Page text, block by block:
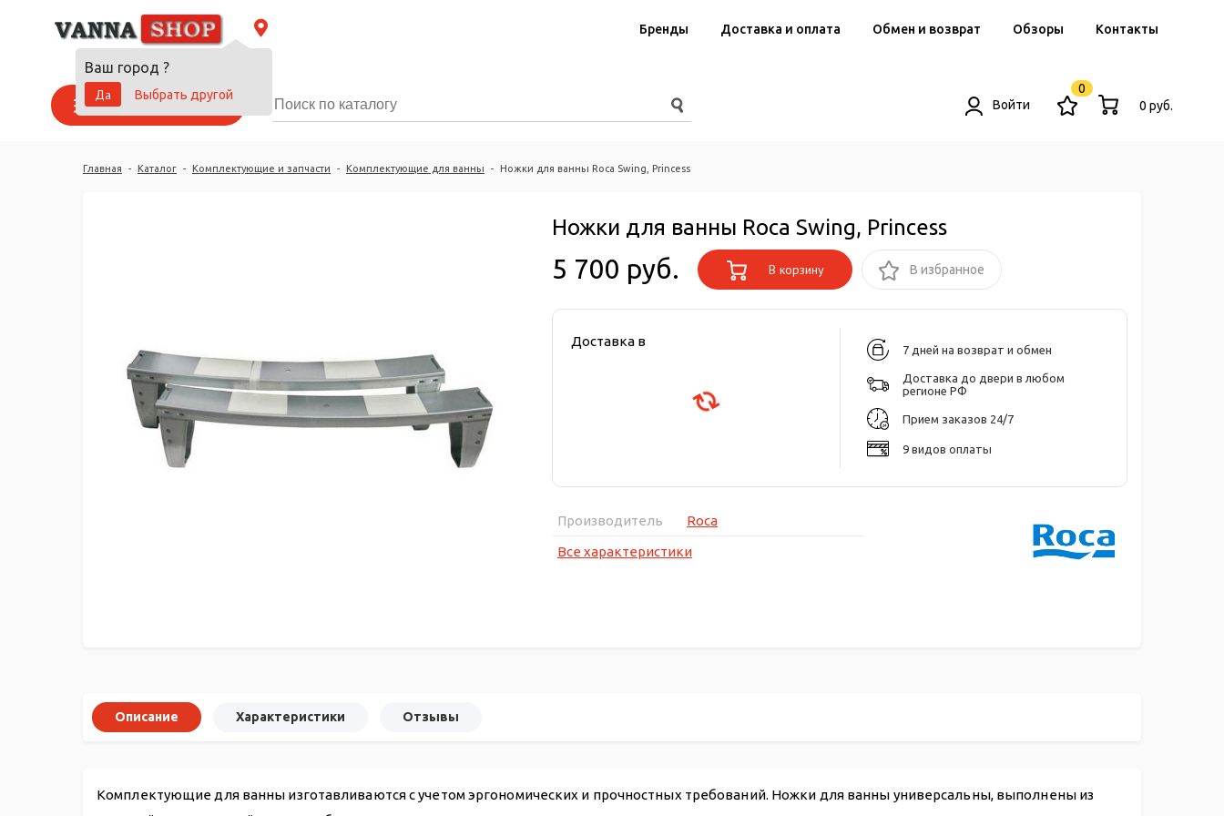
Ваш город ?
Да
Выбрать другой
Бренды Доставка и оплата Обмен и возврат Обзоры Контакты
Каталог товаров Войти
0
0 руб.
Главная - Каталог - Комплектующие и запчасти - Комплектующие для ванны - Ножки для ванны Roca Swing, Princess
Ножки для ванны Roca Swing, Princess
5 700 руб. В корзину В избранное
Доставка в
7 дней на возврат и обмен
Доставка до двери в любом
регионе РФ
Прием заказов 24/7
9 видов оплаты
Производитель
Roca
Все характеристики
Описание Характеристики Отзывы
Комплектующие для ванны изготавливаются с учетом эргономических и прочностных требований. Ножки для ванны универсальны, выполнены из